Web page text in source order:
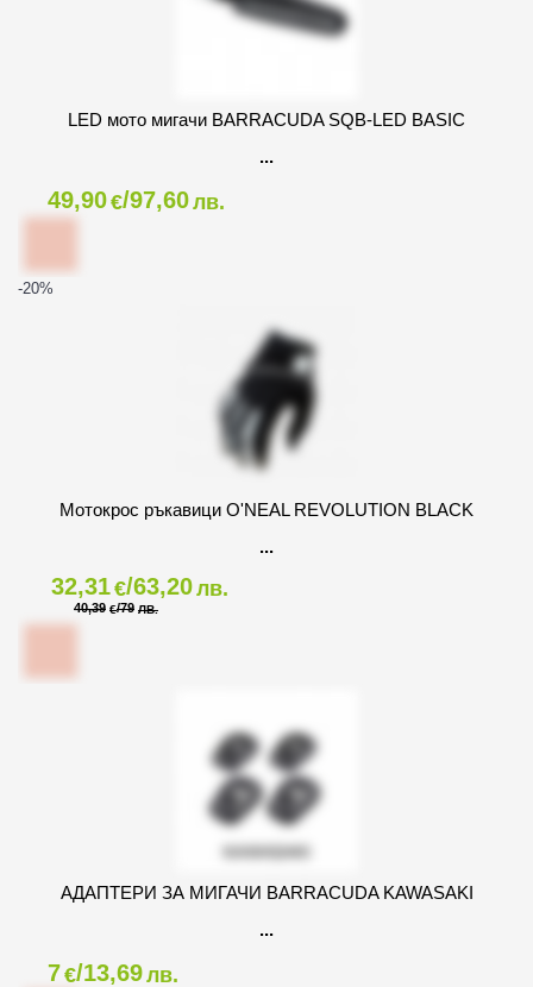
LED мото мигачи BARRACUDA SQB-LED BASIC
49,90€/97,60лв.
-20%
Мотокрос ръкавици O'NEAL REVOLUTION BLACK
32,31€/63,20лв.
40,39 €/79 ЛВ.
АДАПТЕРИ ЗА МИГАЧИ BARRACUDA KAWASAKI
7€/13,69лв.